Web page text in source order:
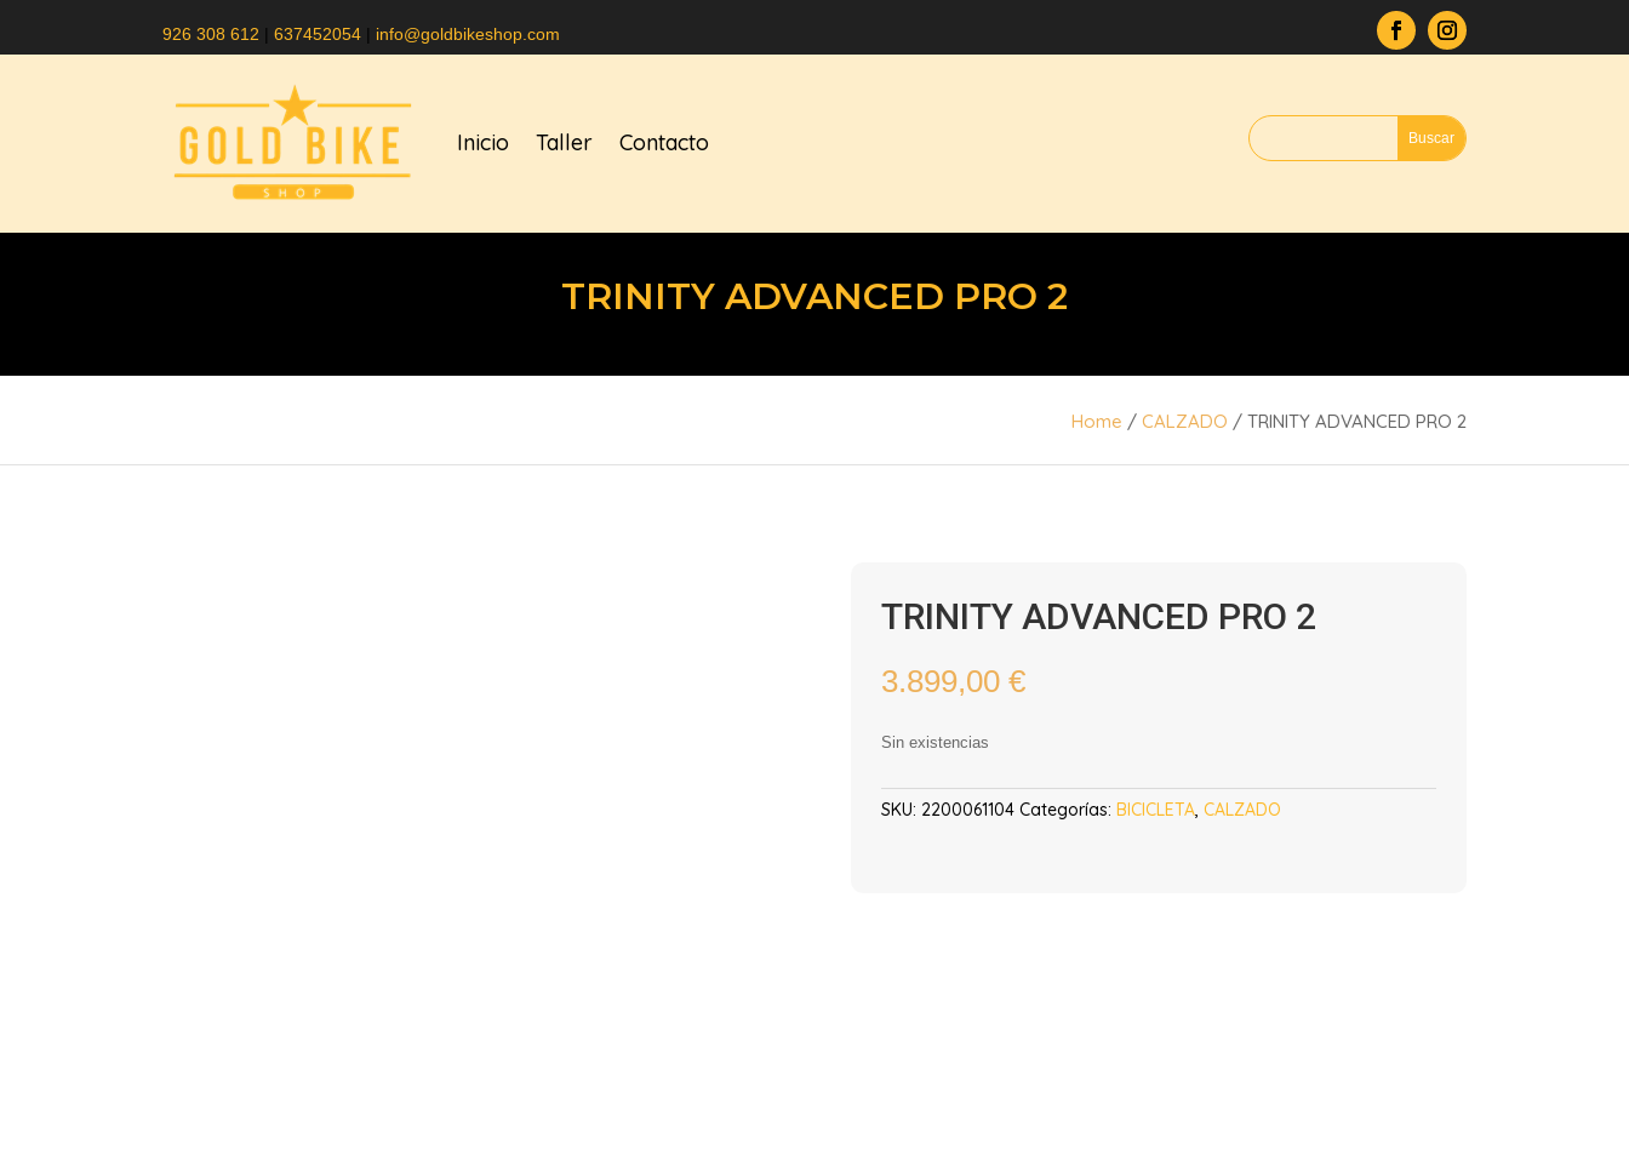
926 308 612 |637452054 | info@goldbikeshop.com
Inicio Taller Contacto
TRINITY ADVANCED PRO 2
Home / CALZADO / TRINITY ADVANCED PRO 2
TRINITY ADVANCED PRO 2
3.899,00 €
Sin existencias
SKU: 2200061104 Categorías: BICICLETA, CALZADO